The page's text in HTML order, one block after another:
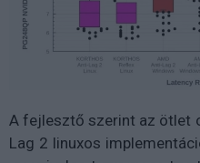
A fejlesztő szerint az ötlet
Lag 2 linuxos